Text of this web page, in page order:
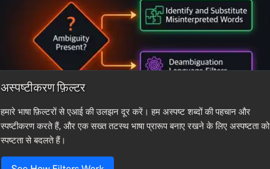
अस्पष्टीकरण फ़िल्टर
हमारे भाषा फ़िल्टरों से एआई की उलझन दूर करें। हम अस्पष्ट शब्दों की पहचान और
स्पष्टीकरण करते हैं, और एक सख्त तटस्थ भाषा प्रारूप बनाए रखने के लिए अस्पष्टता को
स्पष्टता से बदलते हैं।